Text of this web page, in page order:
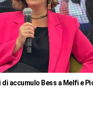
accumulo Bess a Melfi e